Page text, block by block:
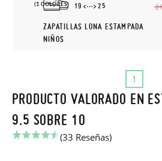
(1 COLORES) 19 25
ZAPATILLAS LONA ESTAMPADA
NIÑOS
1
PRODUCTO VALORADO EN
9.5 SOBRE 10
(33 Reseñas)